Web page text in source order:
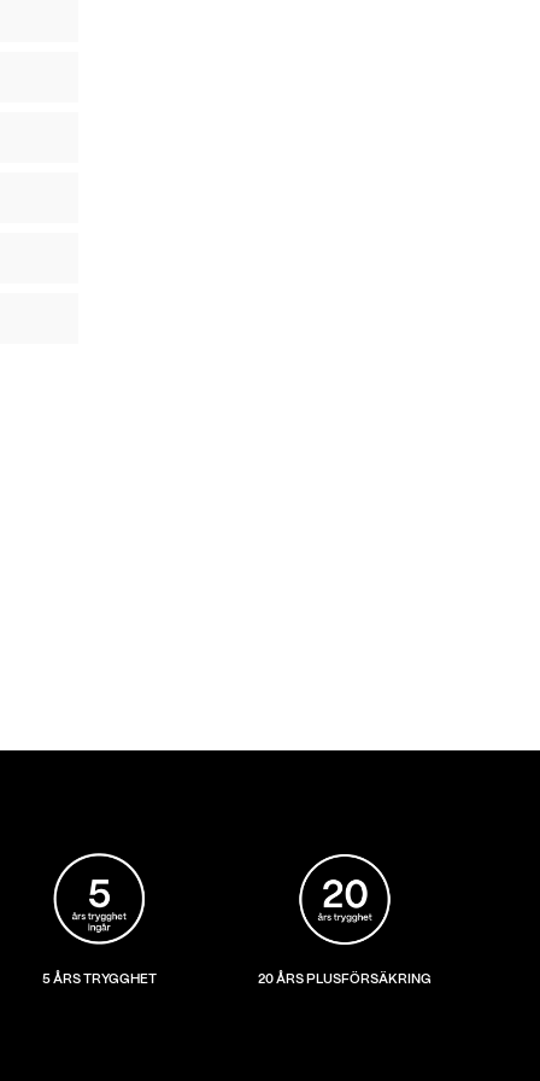
5 ÅRS TRYGGHET 20 ÅRS PLUSFÖRSÄKRING